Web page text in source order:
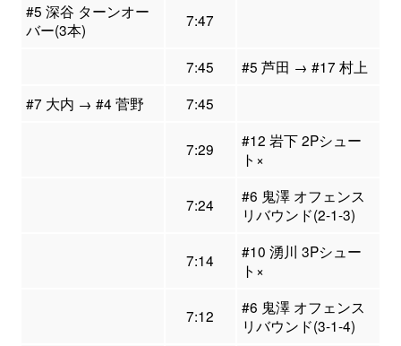
#5 深谷 ターンオー
バー(3本)
7:47
7:45
#5 芦田 → #17 村上
#7 大内 → #4 菅野
7:45
7:29
#12 岩下 2Pシュー
ト×
7:24
#6 鬼澤 オフェンス
リバウンド(2-1-3)
7:14
#10 湧川 3Pシュー
ト×
7:12
#6 鬼澤 オフェンス
リバウンド(3-1-4)